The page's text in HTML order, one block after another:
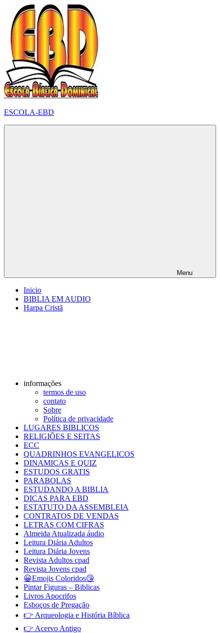
para
conteúdo
ESCOLA-EBD
Menu
Inicio
BIBLIA EM AUDIO
Harpa Cristã
informações
termos de uso
contato
Sobre
Política de privacidade
LUGARES BIBLICOS
RELIGIÕES E SEITAS
ECC
QUADRINHOS EVANGELICOS
DINAMICAS E QUIZ
ESTUDOS GRATIS
PARABOLAS
ESTUDANDO A BIBLIA
DICAS PARA EBD
ESTATUTO DA ASSEMBLEIA
CONTRATOS DE VENDAS
LETRAS COM CIFRAS
Almeida Atualizada áudio
Leitura Diária Adultos
Leitura Diária Jovens
Revista Adultos cpad
Revista Jovens cpad
😀Emojis Coloridos😘
Pintar Figuras – Biblicas
Livros Apocrifos
Esboços de Pregação
👉 Arqueologia e História Bíblica
👉 Acervo Antigo